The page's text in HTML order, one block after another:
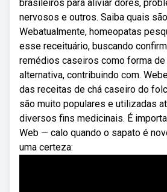
brasileiros para aliviar dores,
nervosos e outros. Saiba quais
Webatualmente, homeopatas
esse receituário, buscando
remédios caseiros como forma
alternativa, contribuindo com.
das receitas de chá caseiro do
são muito populares e utilizadas
diversos fins medicinais. É
Web — calo quando o sapato é
uma certeza: